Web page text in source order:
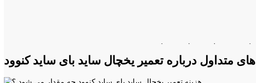
متداول درباره تعمیر یخچال ساید بای ساید کنوود